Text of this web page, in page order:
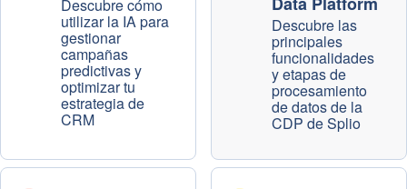
Descubre cómo
utilizar la IA para
gestionar
campañas
predictivas y
optimizar tu
estrategia de
CRM
Descubre las
principales
funcionalidades
y etapas de
procesamiento
de datos de la
CDP de Splio